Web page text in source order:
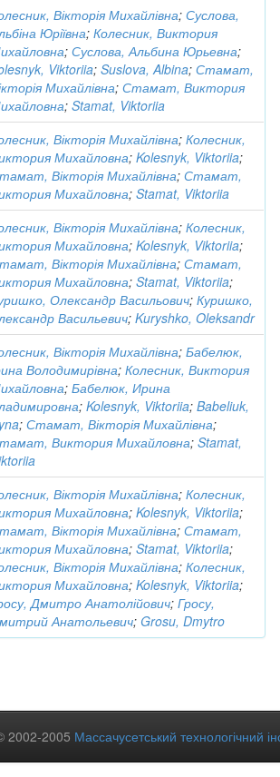
Вікторія Михайлівна;Суслова,
Юріївна;Колесник, Виктория
;Суслова, Альбина Юрьевна;
Viktoriia;Suslova, Albina;Стамат,
Михайлівна;Стамат, Виктория
;Stamat, Viktoriia
Вікторія Михайлівна;Колесник,
Михайловна;Kolesnyk, Viktoriia;
Вікторія Михайлівна;Стамат,
Михайловна;Stamat, Viktoriia
Вікторія Михайлівна;Колесник,
Михайловна;Kolesnyk, Viktoriia;
Вікторія Михайлівна;Стамат,
Михайловна;Stamat, Viktoriia;
Олександр Васильович;Куришко,
Васильевич;Kuryshko, Oleksandr
Вікторія Михайлівна;Бабелюк,
Володимирівна;Колесник, Виктория
;Бабелюк, Ирина
;Kolesnyk, Viktoriia;Babeliuk,
;Стамат, Вікторія Михайлівна;
Виктория Михайловна;Stamat,
Вікторія Михайлівна;Колесник,
Михайловна;Kolesnyk, Viktoriia;
Вікторія Михайлівна;Стамат,
Михайловна;Stamat, Viktoriia;
Вікторія Михайлівна;Колесник,
Михайловна;Kolesnyk, Viktoriia;
Дмитро Анатолійович;Гросу,
Анатольевич; Grosu, Dmytro
2002-2005 Массачусетський технологічний